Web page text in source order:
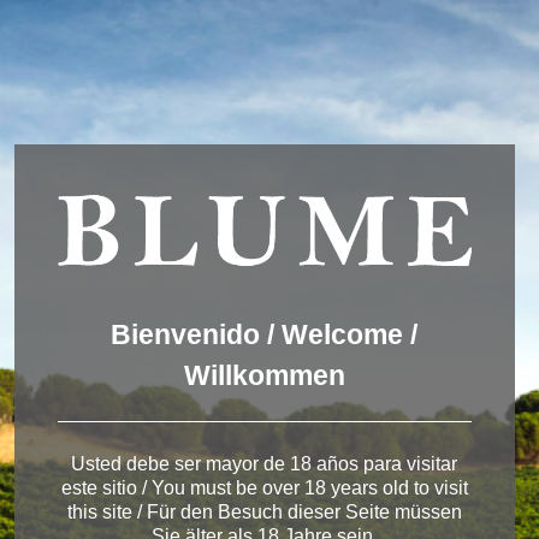
ENGLISH
ESPAÑOL
DEUTSCH
Winery Toro
< Bodega de Toro
We are using cookies to give you the best experience on our
website.
You can find out more about which cookies we are using or
Bienvenido / Welcome /
Willkommen
Usted debe ser mayor de 18 años para visitar
este sitio / You must be over 18 years old to visit
this site / Für den Besuch dieser Seite müssen